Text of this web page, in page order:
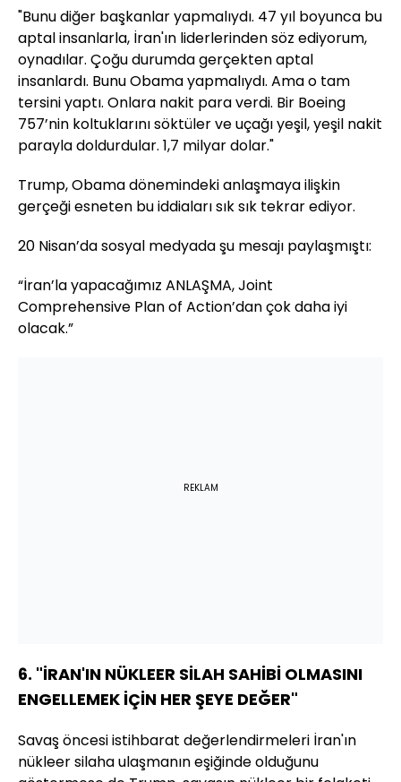
"Bunu diğer başkanlar yapmalıydı. 47 yıl boyunca bu
aptal insanlarla, İran'ın liderlerinden söz ediyorum,
oynadılar. Çoğu durumda gerçekten aptal
insanlardı. Bunu Obama yapmalıydı. Ama o tam
tersini yaptı. Onlara nakit para verdi. Bir Boeing
757’nin koltuklarını söktüler ve uçağı yeşil, yeşil nakit
parayla doldurdular. 1,7 milyar dolar."
Trump, Obama dönemindeki anlaşmaya ilişkin
gerçeği esneten bu iddiaları sık sık tekrar ediyor.
20 Nisan’da sosyal medyada şu mesajı paylaşmıştı:
“İran’la yapacağımız ANLAŞMA,Joint
Comprehensive Plan of Action’dan çok daha iyi
olacak.”
REKLAM
6. "İRAN'IN NÜKLEER SİLAH SAHİBİ OLMASINI
ENGELLEMEK İÇİN HER ŞEYE DEĞER"
Savaş öncesi istihbarat değerlendirmeleri İran'ın
nükleer silaha ulaşmanın eşiğinde olduğunu